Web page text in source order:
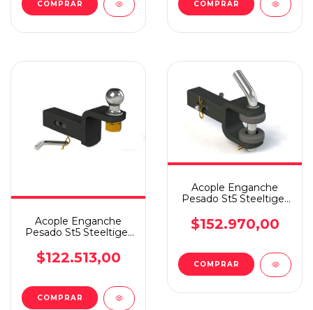
Acople Enganche
Pesado St5 Steeltiger
C/amortiguacion
$122.513,00
Acople Enganche
Pesado St5 Steeltiger
Rf
$152.970,00